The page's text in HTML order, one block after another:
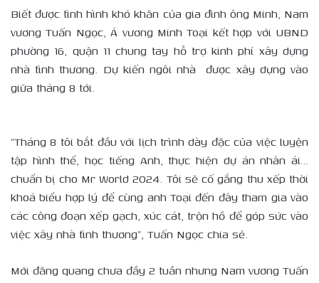
Biết được tình hình khó khăn của gia đình ông Minh, Nam
vương Tuấn Ngọc, Á vương Minh Toại kết hợp với UBND
phường 16, quận 11 chung tay hỗ trợ kinh phí xây dựng
nhà tình thương. Dự kiến ngôi nhà được xây dựng vào
giữa tháng 8 tới.
“Tháng 8 tôi bắt đầu với lịch trình dày đặc của việc luyện
tập hình thể, học tiếng Anh, thực hiện dự án nhân ái…
chuẩn bị cho Mr World 2024. Tôi sẽ cố gắng thu xếp thời
khoá biểu hợp lý để cùng anh Toại đến đây tham gia vào
các công đoạn xếp gạch, xúc cát, trộn hồ để góp sức vào
việc xây nhà tình thương”, Tuấn Ngọc chia sẻ.
Mới đăng quang chưa đầy 2 tuần nhưng Nam vương Tuấn